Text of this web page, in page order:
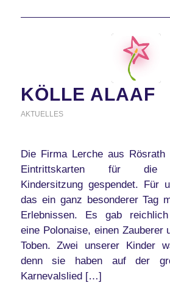
KÖLLE ALAAF
AKTUELLES
Die Firma Lerche aus Rösrath
Eintrittskarten für die
Kindersitzung gespendet. Für
das ein ganz besonderer Tag
Erlebnissen. Es gab reichlich
eine Polonaise, einen Zauberer
Toben. Zwei unserer Kinder
denn sie haben auf der
Karnevalslied […]